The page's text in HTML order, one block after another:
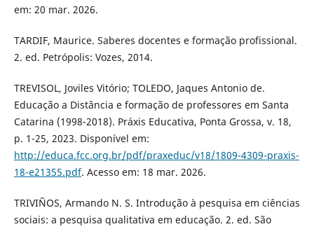
em: 20 mar. 2026.
TARDIF, Maurice. Saberes docentes e formação profissional.
2. ed. Petrópolis: Vozes, 2014.
TREVISOL, Joviles Vitório; TOLEDO, Jaques Antonio de.
Educação a Distância e formação de professores em Santa
Catarina (1998-2018). Práxis Educativa, Ponta Grossa, v. 18,
p. 1-25, 2023. Disponível em:
http://educa.fcc.org.br/pdf/praxeduc/v18/1809-4309-praxis-
18-e21355.pdf. Acesso em: 18 mar. 2026.
TRIVIÑOS, Armando N. S. Introdução à pesquisa em ciências
sociais: a pesquisa qualitativa em educação. 2. ed. São